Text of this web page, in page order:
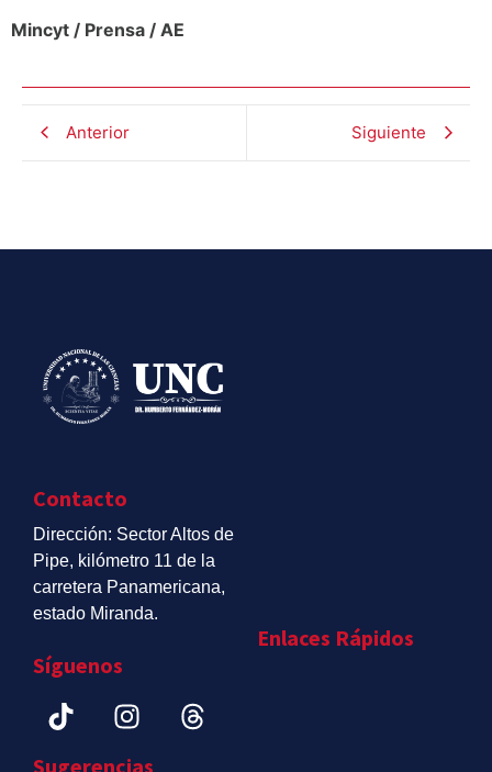
Mincyt / Prensa / AE
Anterior Siguiente
Contacto
Dirección: Sector Altos de
Pipe, kilómetro 11 de la
carretera Panamericana,
estado Miranda.
Síguenos
Sugerencias
Enlaces Rápidos